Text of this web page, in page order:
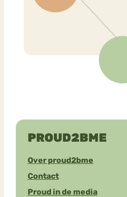
PROUD2BME
Over proud2bme
Contact
Proud in de media